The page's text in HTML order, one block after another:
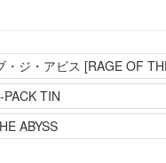
・ジ・アビス [RAGE OF
TIN
ABYSS